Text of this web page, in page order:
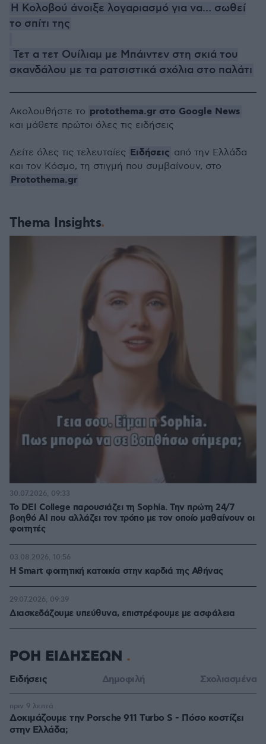
Η Κολοβού άνοιξε λογαριασμό για να… σωθεί
το σπίτι της
Τετ α τετ Ουίλιαμ με Μπάιντεν στη σκιά του
σκανδάλου με τα ρατσιστικά σχόλια στο παλάτι
Thema Insights
Το DEI College παρουσιάζει τη Sophia. Την πρώτη 24/7
βοηθό AI που αλλάζει τον τρόπο με τον οποίο μαθαίνουν οι
φοιτητές
30.07.2026, 09:33
Η Smart φοιτητική κατοικία στην καρδιά της Αθήνας
03.08.2026, 10:56
Διασκεδάζουμε υπεύθυνα, επιστρέφουμε με ασφάλεια
29.07.2026, 09:39
Ακολουθήστε το protothema.gr στο Google News
και μάθετε πρώτοι όλες τις ειδήσεις
Δείτε όλες τις τελευταίες Ειδήσεις από την Ελλάδα
και τον Κόσμο, τη στιγμή που συμβαίνουν, στο
Protothema.gr
ΡΟΗ ΕΙΔΗΣΕΩΝ
Ειδήσεις Δημοφιλή Σχολιασμένα
Δοκιμάζουμε την Porsche 911 Turbo S - Πόσο κοστίζει
στην Ελλάδα;
πριν 9 λεπτά